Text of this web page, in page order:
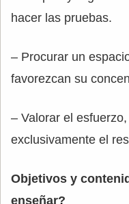
hacer las pruebas.
– Procurar un
favorezcan su
– Valorar el
exclusivamente el
Objetivos y
enseñar?